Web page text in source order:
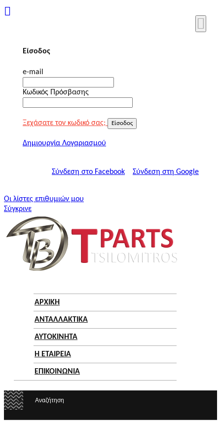
Είσοδος
e-mail
Κωδικός Πρόσβασης
Ξεχάσατε τον κωδικό σας; Είσοδος
Δημιουργία Λογαριασμού
Σύνδεση στο Facebook Σύνδεση στη Google
Οι λίστες επιθυμιών μου
Σύγκρινε
ΑΡΧΙΚΗ
ΑΝΤΑΛΛΑΚΤΙΚΑ
ΑΥΤΟΚΙΝΗΤΑ
Η ΕΤΑΙΡΕΙΑ
ΕΠΙΚΟΙΝΩΝΙΑ